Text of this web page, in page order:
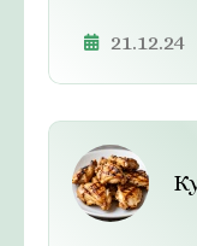
21.12.24